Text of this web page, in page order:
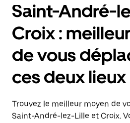
Saint-André-
Croix :
de vous
ces deux lieux
Trouvez le meilleur moyen de
Saint-André-lez-Lille et Croix.